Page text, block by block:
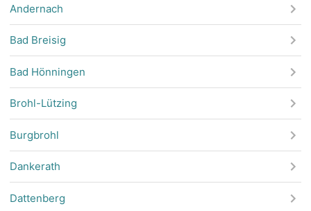
Andernach
Bad Breisig
Bad Hönningen
Brohl-Lützing
Burgbrohl
Dankerath
Dattenberg